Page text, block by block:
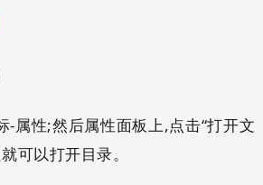
-属性;然后属性面板上,点击“打开文
可以打开目录。